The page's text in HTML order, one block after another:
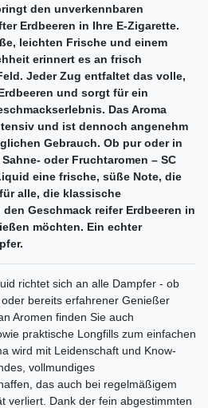
den unverkennbaren
Erdbeeren in Ihre E-Zigarette.
leichten Frische und einem
erinnert es an frisch
Jeder Zug entfaltet das volle,
und sorgt für ein
Das Aroma
und ist dennoch angenehm
Gebrauch. Ob pur oder in
oder Fruchtaromen – SC
eine frische, süße Note, die
alle, die klassische
Geschmack reifer Erdbeeren in
möchten. Ein echter
richtet sich an alle Dampfer - ob
bereits erfahrener Genießer
Aromen finden Sie auch
praktische Longfills zum einfachen
wird mit Leidenschaft und Know-
vollmundiges
das auch bei regelmäßigem
verliert. Dank der fein abgestimmten